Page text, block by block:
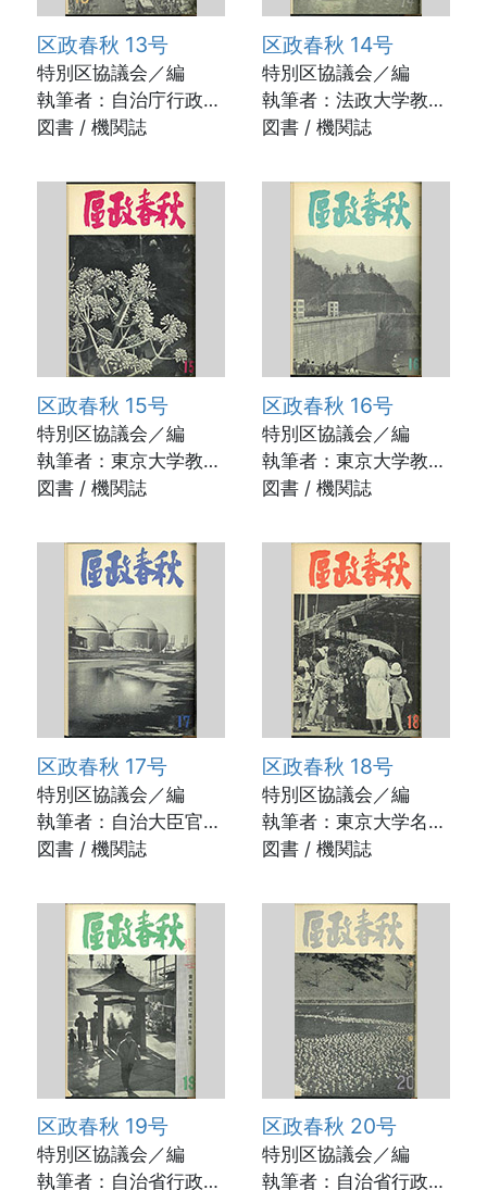
区政春秋 13号
特別区協議会／編
執筆者：自治庁行政局
長 藤井貞夫ほか /
図書 / 機関誌
区政春秋 14号
特別区協議会／編
執筆者：法政大学教
授 永田一郎ほか /
図書 / 機関誌
区政春秋 15号
特別区協議会／編
執筆者：東京大学教
授 勝田守一ほか /
図書 / 機関誌
区政春秋 16号
特別区協議会／編
執筆者：東京大学教
授 宗像誠也ほか /
図書 / 機関誌
区政春秋 17号
特別区協議会／編
執筆者：自治大臣官房
調査官 大塚惟謙ほか
図書 / 機関誌
区政春秋 18号
特別区協議会／編
執筆者：東京大学名誉
教授 杉村章三郎ほか
図書 / 機関誌
区政春秋 19号
特別区協議会／編
執筆者：自治省行政課
区政春秋 20号
特別区協議会／編
執筆者：自治省行政局